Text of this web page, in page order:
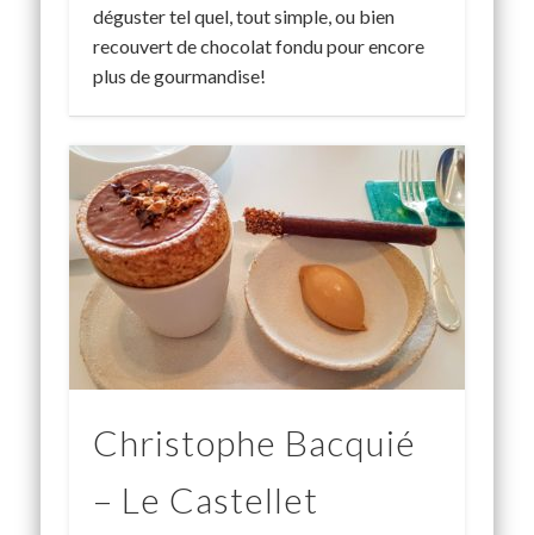
déguster tel quel, tout simple, ou bien
recouvert de chocolat fondu pour encore
plus de gourmandise!
Christophe Bacquié
– Le Castellet